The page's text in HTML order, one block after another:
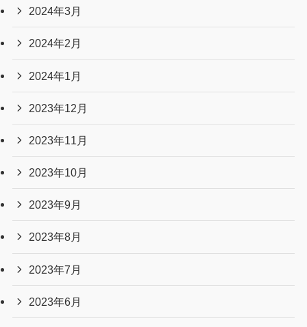
2024年3月
2024年2月
2024年1月
2023年12月
2023年11月
2023年10月
2023年9月
2023年8月
2023年7月
2023年6月